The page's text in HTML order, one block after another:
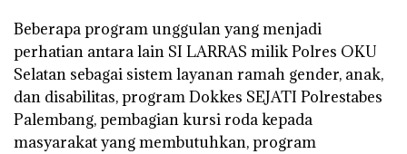
Beberapa program unggulan yang menjadi
perhatian antara lain SI LARRAS milik Polres OKU
Selatan sebagai sistem layanan ramah gender, anak,
dan disabilitas, programDokkes SEJATI Polrestabes
Palembang, pembagian kursi roda kepada
masyarakat yang membutuhkan, program